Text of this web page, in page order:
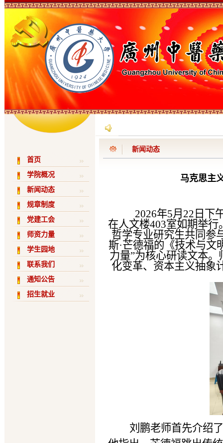
首页
学院概况
新闻动态
规章制度
党建工会
师资力量
学生园地
联系我们
通知公告
招生就业
新闻动态
马克思主
2026年5月22日下
在人文楼403室如期举
哲学专业研究生共同
斯·芒德福的《技术与文
力量”为核心研读文本
化变革、资本主义抽象
刘鹏老师首先介绍